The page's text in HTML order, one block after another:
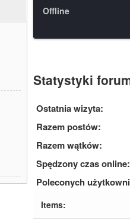
Offline
Statystyki
Ostatnia wizyta:
Razem postów:
Razem wątków:
Spędzony czas online:
Poleconych
Items: